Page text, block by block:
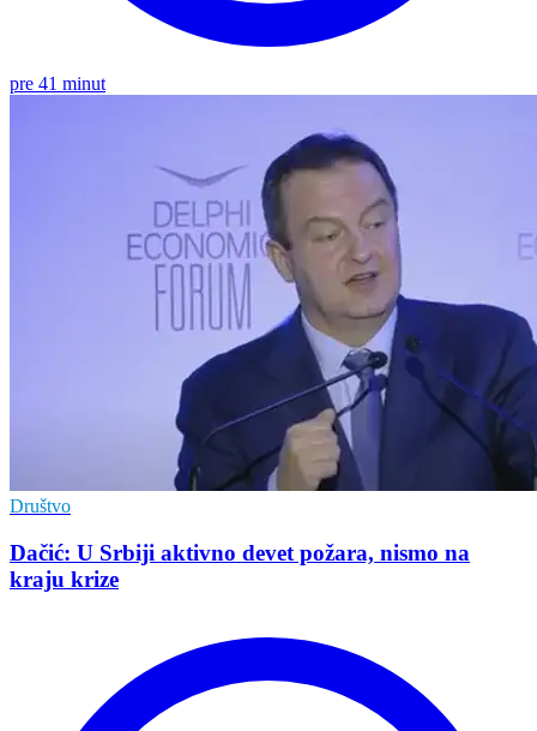
pre 41 minut
Društvo
Dačić: U Srbiji aktivno devet požara, nismo na
kraju krize